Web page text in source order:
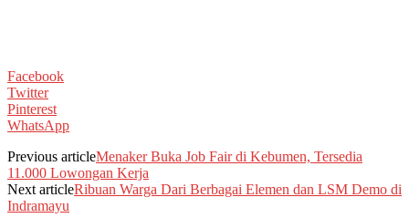
Facebook
Twitter
Pinterest
WhatsApp
Previous articleMenaker Buka Job Fair di Kebumen, Tersedia
11.000 Lowongan Kerja
Next articleRibuan Warga Dari Berbagai Elemen dan LSM Demo di
Indramayu